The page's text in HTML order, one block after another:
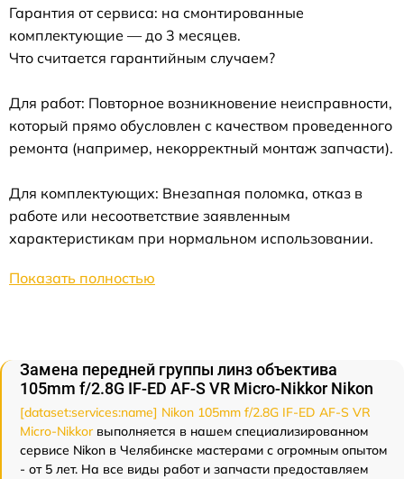
Гарантия от сервиса: на смонтированные
комплектующие — до 3 месяцев.
Что считается гарантийным случаем?
Для работ: Повторное возникновение неисправности,
который прямо обусловлен с качеством проведенного
ремонта (например, некорректный монтаж запчасти).
Для комплектующих: Внезапная поломка, отказ в
работе или несоответствие заявленным
характеристикам при нормальном использовании.
Показать полностью
Замена передней группы линз объектива
105mm f/2.8G IF-ED AF-S VR Micro-Nikkor Nikon
[dataset:services:name] Nikon 105mm f/2.8G IF-ED AF-S VR
Micro-Nikkorвыполняется в нашем специализированном
сервисе Nikon в Челябинске мастерами с огромным опытом
- от 5 лет. На все виды работ и запчасти предоставляем